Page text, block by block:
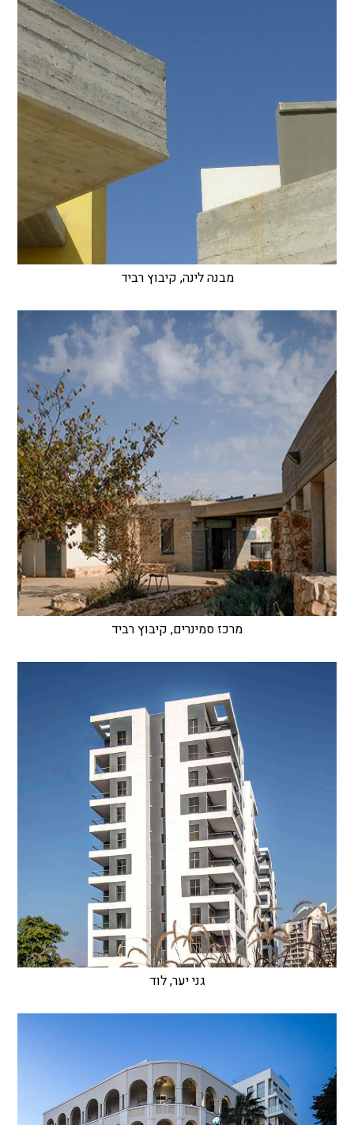
מבנה לינה, קיבוץ רביד
מרכז סמינרים, קיבוץ רביד
גני יער, לוד